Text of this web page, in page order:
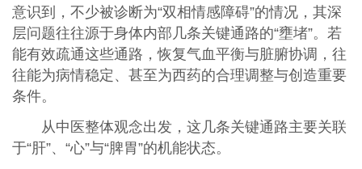
意识到，不少被诊断为“双相情感障碍”的情况，其深
层问题往往源于身体内部几条关键通路的“壅堵”。若
能有效疏通这些通路，恢复气血平衡与脏腑协调，往
往能为病情稳定、甚至为西药的合理调整与创造重要
条件。
从中医整体观念出发，这几条关键通路主要关联
于“肝”、“心”与“脾胃”的机能状态。